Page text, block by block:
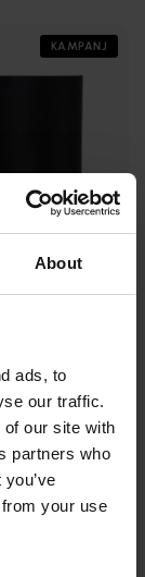
About
ads, to
our traffic.
our site with
partners who
your use
KAMPANJ
bordslampa